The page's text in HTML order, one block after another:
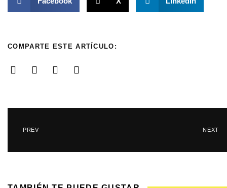
COMPARTE ESTE ARTÍCULO:
PREV NEXT